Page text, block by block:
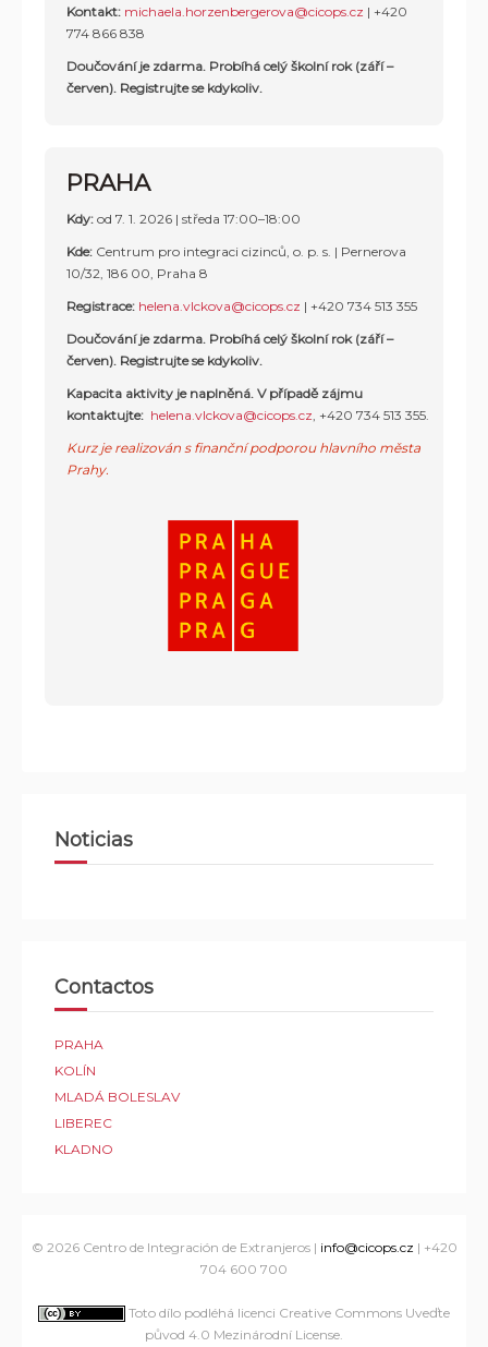
Kontakt: michaela.horzenbergerova@cicops.cz | +420
774 866 838
Doučování je zdarma. Probíhá celý školní rok (září –
červen). Registrujte se kdykoliv.
PRAHA
Kdy: od 7. 1. 2026 | středa 17:00–18:00
Kde: Centrum pro integraci cizinců, o. p. s. | Pernerova
10/32, 186 00, Praha 8
Registrace: helena.vlckova@cicops.cz | +420 734 513 355
Doučování je zdarma. Probíhá celý školní rok (září –
červen). Registrujte se kdykoliv.
Kapacita aktivity je naplněná. V případě zájmu
kontaktujte: helena.vlckova@cicops.cz, +420 734 513 355.
Kurz je realizován s finanční podporou hlavního města
Prahy.
Noticias
Contactos
PRAHA
KOLÍN
MLADÁ BOLESLAV
LIBEREC
KLADNO
© 2026 Centro de Integración de Extranjeros| info@cicops.cz | +420
704 600 700
Toto dílo podléhá licenci Creative Commons Uveďte
původ 4.0 Mezinárodní License.